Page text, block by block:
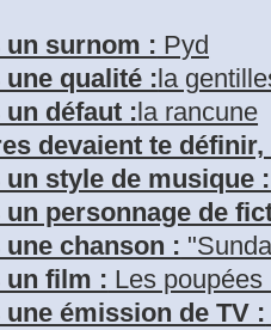
un surnom : Pyd
qualité : la
défaut : la rancune
devaient te
style de musique :
un personnage de
chanson :
un film : Les
émission de TV :